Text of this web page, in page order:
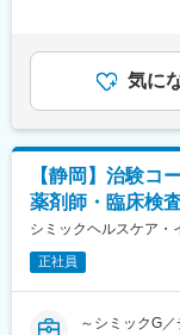
治験が成功す
に貢献できる
※担当する医療
■治験コーディ
（1）コミュニ
患者さんに治
と連携するこ
（2）スケジュ
薬の種類や副
があります。
気に
【静岡】治験コ
薬剤師・臨床検
シミックヘルスケア・
正社員
～シミックG